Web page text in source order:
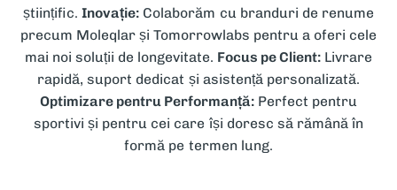
științific.Inovație: Colaborăm cu branduri de renume
precum Moleqlar și Tomorrowlabs pentru a oferi cele
mai noi soluții de longevitate. Focus pe Client: Livrare
rapidă, suport dedicat și asistență personalizată.
Optimizare pentru Performanță: Perfect pentru
sportivi și pentru cei care își doresc să rămână în
formă pe termen lung.